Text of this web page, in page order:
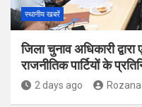
स्थानीय खबरें
जिला चुनाव अधिकारी
राजनीतिक पार्टियों के
2 days ago